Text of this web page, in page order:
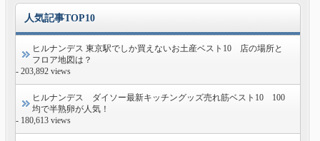
人気記事TOP10
ヒルナンデス 東京駅でしか買えないお土産ベスト10 店の場所と
フロア地図は？
- 203,892 views
ヒルナンデス ダイソー最新キッチングッズ売れ筋ベスト10 100
均で半熟卵が人気！
- 180,613 views